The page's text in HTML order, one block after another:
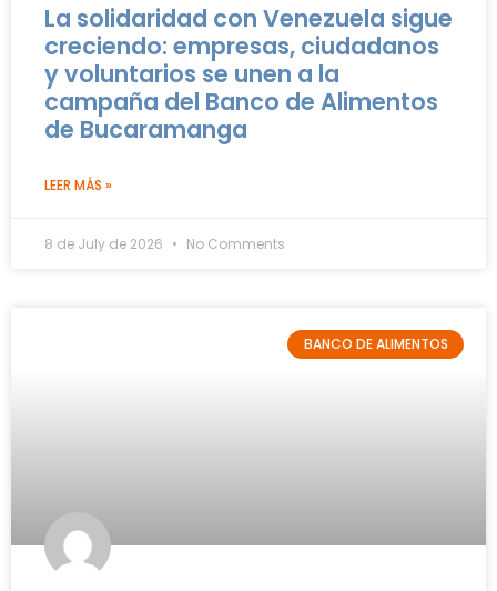
La solidaridad con Venezuela sigue
creciendo: empresas, ciudadanos
y voluntarios se unen a la
campaña del Banco de Alimentos
de Bucaramanga
LEER MÁS »
8 de July de 2026 No Comments
BANCO DE ALIMENTOS